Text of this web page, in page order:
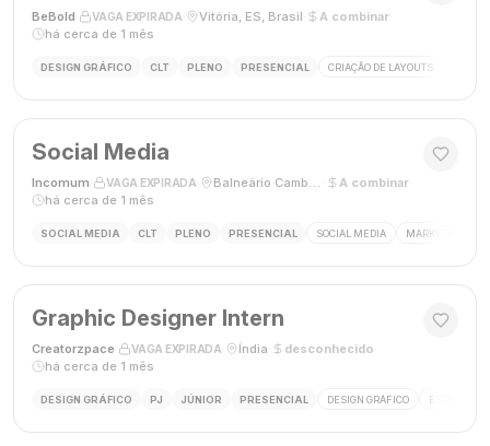
BeBold VAGA EXPIRADA Vitória, ES, Brasil A combinar·
há cerca de 1 mês
DESIGN GRÁFICO CLT PLENO PRESENCIAL CRIAÇÃO DE LAYOUTS
Social Media
Incomum VAGA EXPIRADA Balneário Camboriú, SC A combinar·
há cerca de 1 mês
SOCIAL MEDIA CLT PLENO PRESENCIAL SOCIAL MEDIA MARKETING
Graphic Designer Intern
Creatorzpace VAGA EXPIRADA Índia desconhecido
há cerca de 1 mês
DESIGN GRÁFICO PJ JÚNIOR PRESENCIAL DESIGN GRÁFICO ESTÁGIO